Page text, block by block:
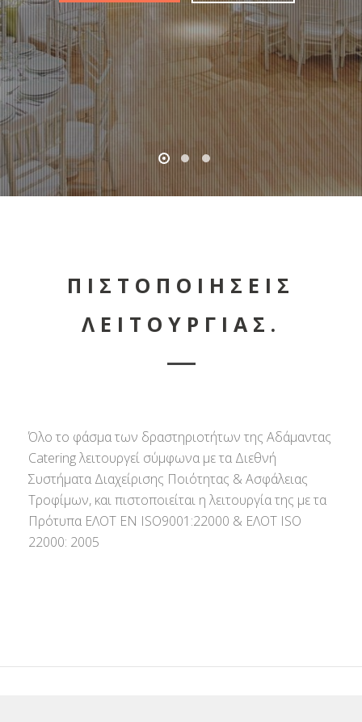
ΠΙΣΤΟΠΟΙΗΣΕΙΣ
ΛΕΙΤΟΥΡΓΙΑΣ.
Όλο το φάσμα των δραστηριοτήτων της Αδάμαντας
Catering λειτουργεί σύμφωνα με τα Διεθνή
Συστήματα Διαχείρισης Ποιότητας & Ασφάλειας
Τροφίμων, και πιστοποιείται η λειτουργία της με τα
Πρότυπα ΕΛΟΤ ΕΝ ISO9001:22000 & ΕΛΟΤ ISO
22000: 2005